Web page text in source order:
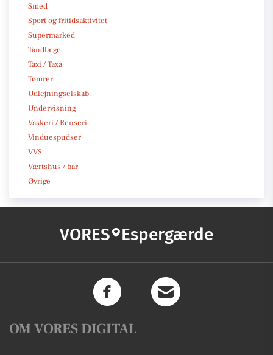
Smed
Sport og fritidsaktivitet
Supermarked
Tandlæge
Taxi / Taxa
Tømrer
Udlejningselskab
Undervisning
Vaskeri / Renseri
Vinduespudser
VVS
Værtshus / bar
Øvrige
VORES Espergærde
OM VORES DIGITAL